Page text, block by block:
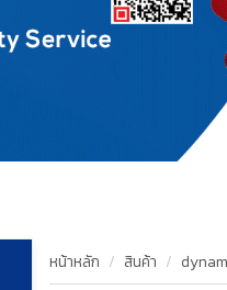
หน้าหลัก สินค้า